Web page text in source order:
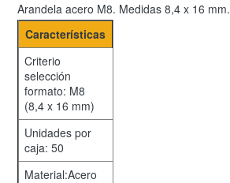
Arandela acero M8. Medidas 8,4 x 16 mm.
Características
Criterio
selección
formato: M8
(8,4 x 16 mm)
Unidades por
caja: 50
Material:Acero